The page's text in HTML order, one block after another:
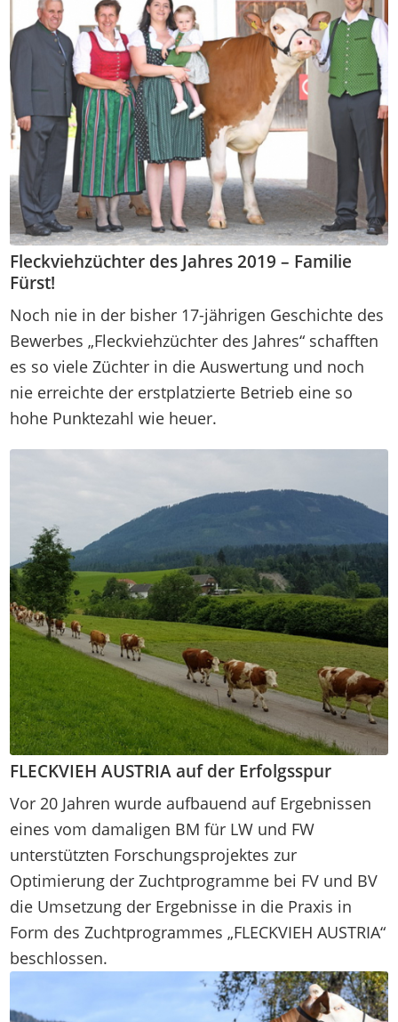
Fleckviehzüchter des Jahres 2019 – Familie
Fürst!
Noch nie in der bisher 17-jährigen Geschichte des
Bewerbes „Fleckviehzüchter des Jahres“ schafften
es so viele Züchter in die Auswertung und noch
nie erreichte der erstplatzierte Betrieb eine so
hohe Punktezahl wie heuer.
FLECKVIEH AUSTRIA auf der Erfolgsspur
Vor 20 Jahren wurde aufbauend auf Ergebnissen
eines vom damaligen BM für LW und FW
unterstützten Forschungsprojektes zur
Optimierung der Zuchtprogramme bei FV und BV
die Umsetzung der Ergebnisse in die Praxis in
Form des Zuchtprogrammes „FLECKVIEH AUSTRIA“
beschlossen.